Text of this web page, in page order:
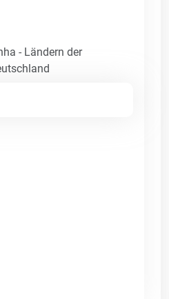
- Ländern der